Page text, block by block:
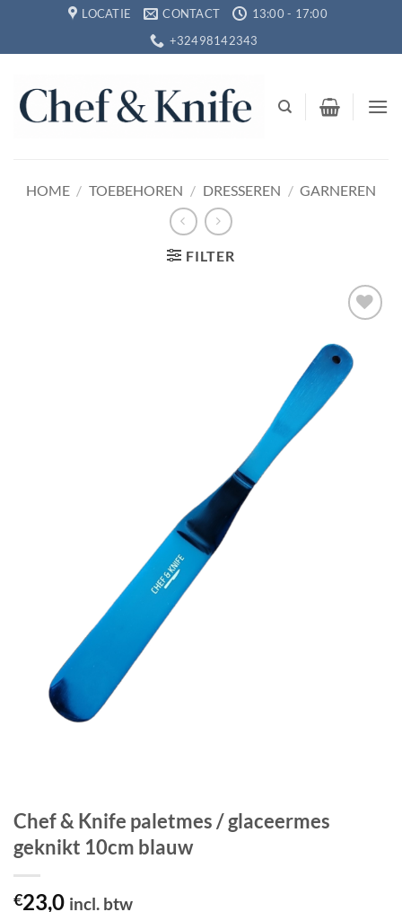
inhoud
LOCATIE CONTACT
13:00 - 17:00
+32498142343
HOME / TOEBEHOREN / DRESSEREN / GARNEREN
FILTER
aan
verlanglijst
Chef & Knife paletmes / glaceermes
geknikt 10cm blauw
€23,0 incl. btw